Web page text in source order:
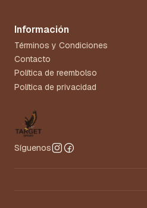
Información
Términos y Condiciones
Contacto
Política de reembolso
Política de privacidad
Síguenos